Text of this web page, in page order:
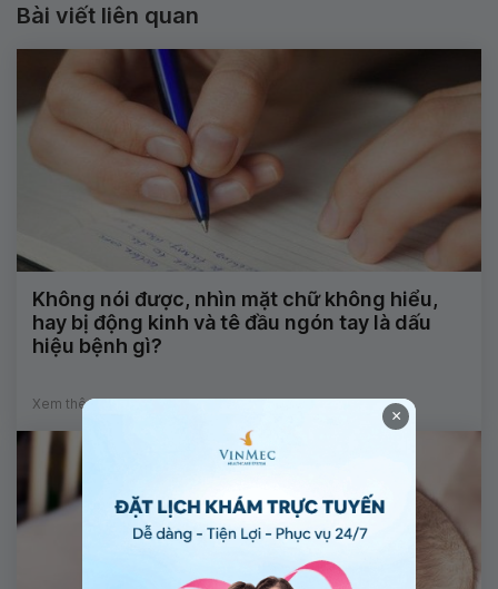
Bài viết liên quan
Không nói được, nhìn mặt chữ không hiểu,
hay bị động kinh và tê đầu ngón tay là dấu
hiệu bệnh gì?
Xem thêm
×